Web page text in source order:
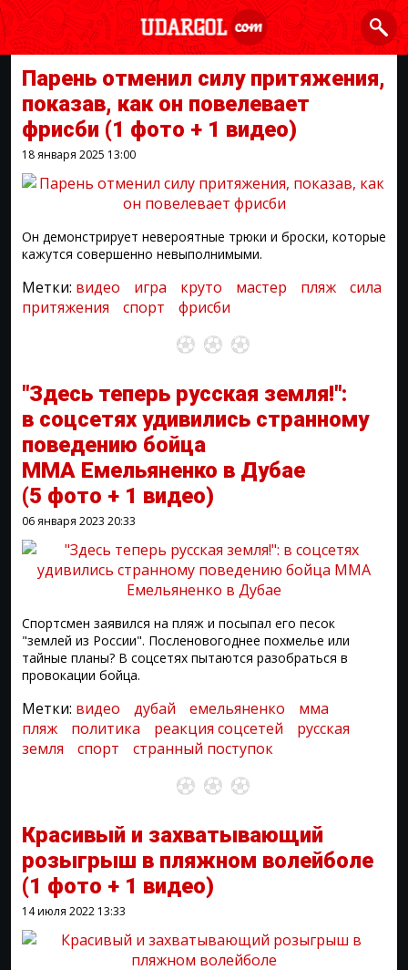
Парень отменил силу притяжения,
показав, как он повелевает
фрисби (1 фото + 1 видео)
18 января 2025 13:00
Он демонстрирует невероятные трюки и броски, которые
кажутся совершенно невыполнимыми.
Метки: видео игра круто мастер пляж
сила
притяжения
спорт фрисби
"Здесь теперь русская земля!":
в соцсетях удивились странному
поведению бойца
ММА Емельяненко в Дубае
(5 фото + 1 видео)
06 января 2023 20:33
Спортсмен заявился на пляж и посыпал его песок
"землей из России". Посленовогоднее похмелье или
тайные планы? В соцсетях пытаются разобраться в
провокации бойца.
Метки: видео дубай емельяненко
мма
пляж
политика реакция соцсетей
русская
земля
спорт странный поступок
Красивый и захватывающий
розыгрыш в пляжном волейболе
(1 фото + 1 видео)
14 июля 2022 13:33